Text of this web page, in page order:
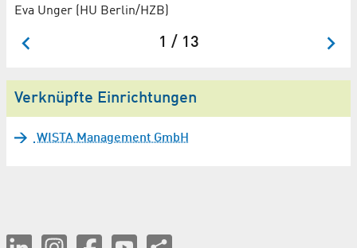
Eva Unger (HU Berlin/HZB)
1 / 13
Verknüpfte Einrichtungen
WISTA Management GmbH